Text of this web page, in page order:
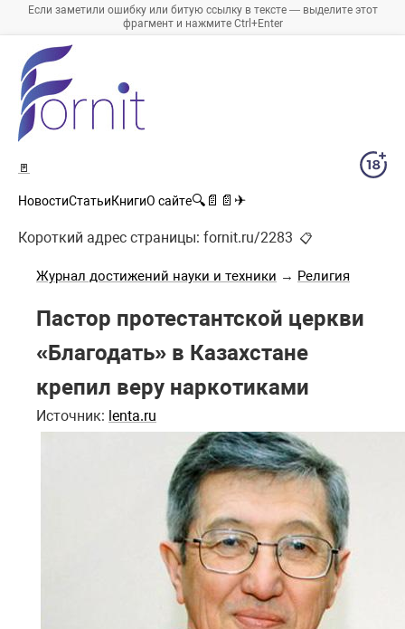
Если заметили ошибку или битую ссылку в тексте — выделите этот
фрагмент и нажмите Ctrl+Enter
🚪
НовостиСтатьиКнигиО сайте🔍 📄 📄 ✈
Короткий адрес страницы: fornit.ru/2283 📋
Журнал достижений науки и техники → Религия
Пастор протестантской церкви
«Благодать» в Казахстане
крепил веру наркотиками
Источник: lenta.ru